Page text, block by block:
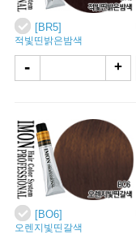
[BR5]
적빛띤밝은밤색
- +
[BO6]
오렌지빛띤갈색